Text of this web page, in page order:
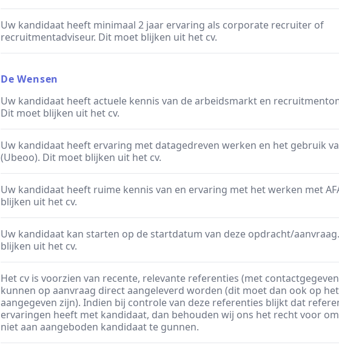
Uw kandidaat heeft minimaal 2 jaar ervaring als corporate recruiter of
recruitmentadviseur. Dit moet blijken uit het cv.
De Wensen
Uw kandidaat heeft actuele kennis van de arbeidsmarkt en
Dit moet blijken uit het cv.
Uw kandidaat heeft ervaring met datagedreven werken en het gebruik
(Ubeoo). Dit moet blijken uit het cv.
Uw kandidaat heeft ruime kennis van en ervaring met het werken met
blijken uit het cv.
Uw kandidaat kan starten op de startdatum van deze opdracht/
blijken uit het cv.
Het cv is voorzien van recente, relevante referenties (met
kunnen op aanvraag direct aangeleverd worden (dit moet dan ook op
aangegeven zijn). Indien bij controle van deze referenties blijkt dat
ervaringen heeft met kandidaat, dan behouden wij ons het recht voor
niet aan aangeboden kandidaat te gunnen.